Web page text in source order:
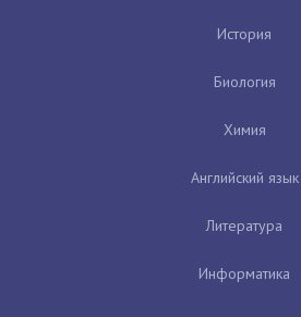
История
Биология
Химия
Английский язык
Литература
Информатика